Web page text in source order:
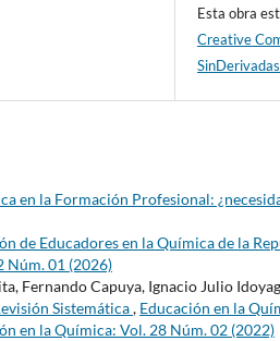
Esta obra
Creative
en la Formación Profesional:
de Educadores en la Química de la
Núm. 01 (2026)
Fernando Capuya, Ignacio Julio
Sistemática, Educación en la
en la Química: Vol. 28 Núm. 02 (2022)